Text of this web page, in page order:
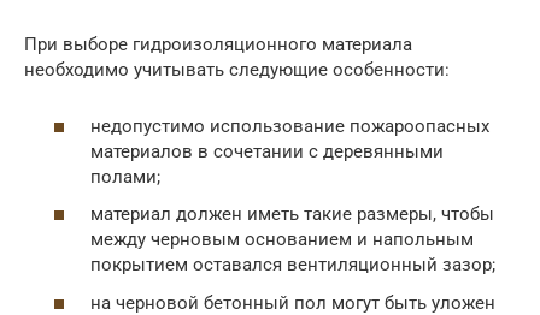
При выборе гидроизоляционного материала
необходимо учитывать следующие особенности:
недопустимо использование пожароопасных
материалов в сочетании с деревянными
полами;
материал должен иметь такие размеры, чтобы
между черновым основанием и напольным
покрытием оставался вентиляционный зазор;
на черновой бетонный пол могут быть уложен